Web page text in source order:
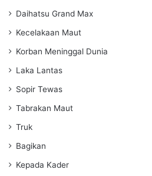
Daihatsu Grand Max
Kecelakaan Maut
Korban Meninggal Dunia
Laka Lantas
Sopir Tewas
Tabrakan Maut
Truk
Bagikan
Kepada Kader